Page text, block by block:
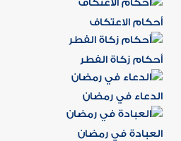
أحكام الاعتكاف
أحكام زكاة الفطر
الدعاء في رمضان
العبادة في رمضان